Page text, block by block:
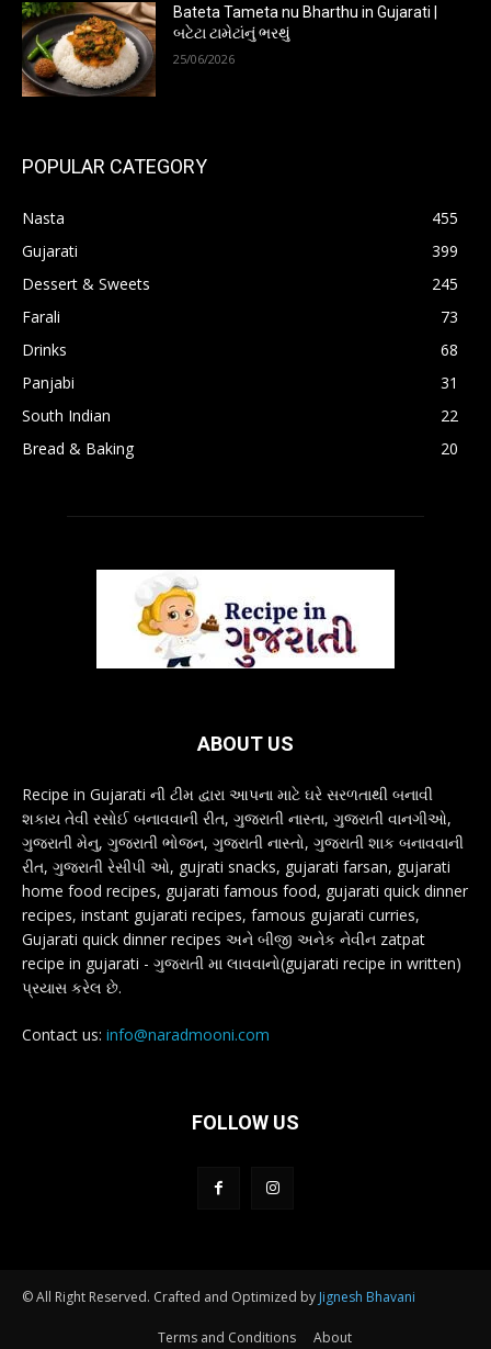
Bateta Tameta nu Bharthu in Gujarati |
બટેટા ટામેટાંનું ભરથું
25/06/2026
POPULAR CATEGORY
Nasta
455
Gujarati
399
Dessert & Sweets
245
Farali
73
Drinks
68
Panjabi
31
South Indian
22
Bread & Baking
20
ABOUT US
Recipe in Gujarati ની ટીમ દ્વારા આપના માટે ઘરે સરળતાથી બનાવી
શકાય તેવી રસોઈ બનાવવાની રીત, ગુજરાતી નાસ્તા, ગુજરાતી વાનગીઓ,
ગુજરાતી મેનુ, ગુજરાતી ભોજન, ગુજરાતી નાસ્તો, ગુજરાતી શાક બનાવવાની
રીત, ગુજરાતી રેસીપી ઓ, gujrati snacks, gujarati farsan, gujarati
home food recipes, gujarati famous food, gujarati quick dinner
recipes, instant gujarati recipes, famous gujarati curries,
Gujarati quick dinner recipes અને બીજી અનેક નેવીન zatpat
recipe in gujarati - ગુજરાતી મા લાવવાનો(gujarati recipe in written)
પ્રયાસ કરેલ છે.
Contact us: info@naradmooni.com
FOLLOW US
© All Right Reserved. Crafted and Optimized by Jignesh Bhavani
Terms and Conditions About